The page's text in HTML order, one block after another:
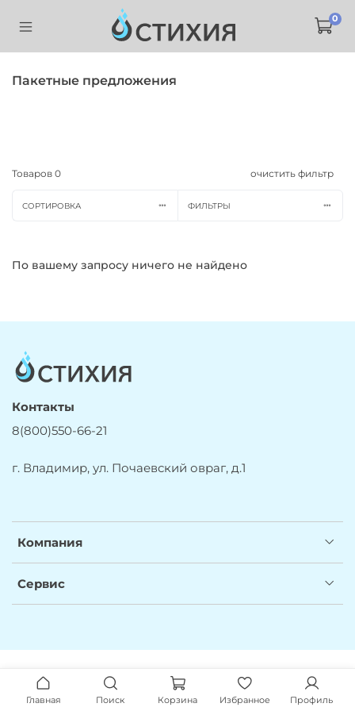
0
Пакетные предложения
Товаров 0 очистить фильтр
СОРТИРОВКА ФИЛЬТРЫ
По вашему запросу ничего не найдено
Компания
Сервис
Контакты
8(800)550-66-21
г. Владимир, ул. Почаевский овраг, д.1
Главная Поиск Корзина Избранное Профиль